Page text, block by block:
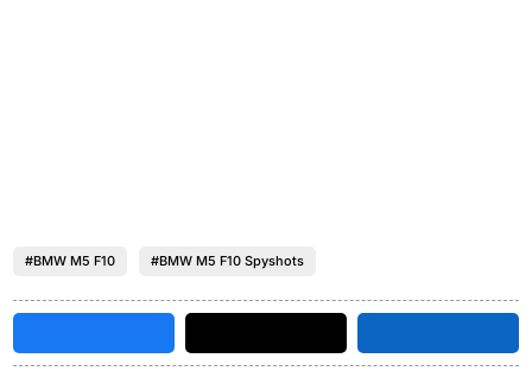
#BMW M5 F10 #BMW M5 F10 Spyshots